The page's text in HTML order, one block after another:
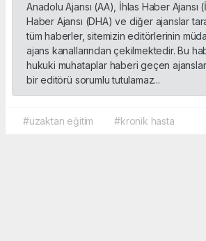
Anadolu Ajansı (AA), İhlas Haber Ajansı
Haber Ajansı (DHA) ve diğer ajanslar
tüm haberler, sitemizin editörlerinin
ajans kanallarından çekilmektedir. Bu
hukuki muhataplar haberi geçen
bir editörü sorumlu tutulamaz...
#uzaktan eğitim #kronik hasta